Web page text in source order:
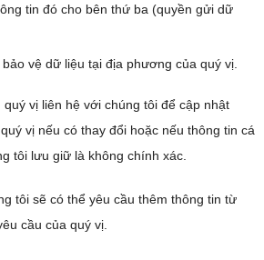
tin đó cho bên thứ ba (quyền gửi dữ
vệ dữ liệu tại địa phương của quý vị.
vị liên hệ với chúng tôi để cập nhật
vị nếu có thay đổi hoặc nếu thông tin cá
tôi lưu giữ là không chính xác.
tôi sẽ có thể yêu cầu thêm thông tin từ
cầu của quý vị.